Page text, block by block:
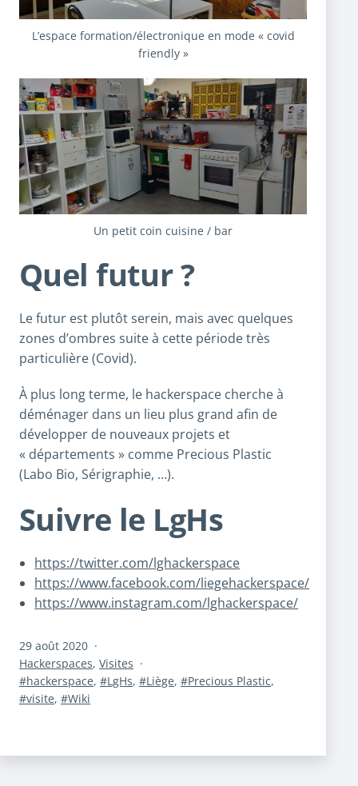
L’espace formation/électronique en mode « covid
friendly »
Un petit coin cuisine / bar
Quel futur ?
Le futur est plutôt serein, mais avec quelques
zones d’ombres suite à cette période très
particulière (Covid).
À plus long terme, le hackerspace cherche à
déménager dans un lieu plus grand afin de
développer de nouveaux projets et
« départements » comme Precious Plastic
(Labo Bio, Sérigraphie, …).
Suivre le LgHs
https://twitter.com/lghackerspace
https://www.facebook.com/liegehackerspace/
https://www.instagram.com/lghackerspace/
Publié
le
29 août 2020
Catégorisé
comme
Hackerspaces, Visites
Étiqueté
hackerspace, LgHs, Liège, Precious Plastic,
visite, Wiki